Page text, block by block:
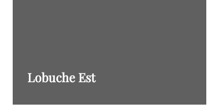
Lobuche Est